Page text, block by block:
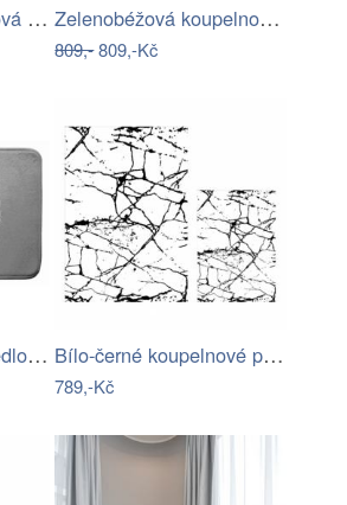
Šedohnědá koupelnová předložka 80x50 cm… Zelenobéžová koupelnová předložka 80x50…
809,-809,-Kč
Šedá koupelnová předložka 45x75 cm… Bílo-černé koupelnové předložky v sadě…
789,-Kč